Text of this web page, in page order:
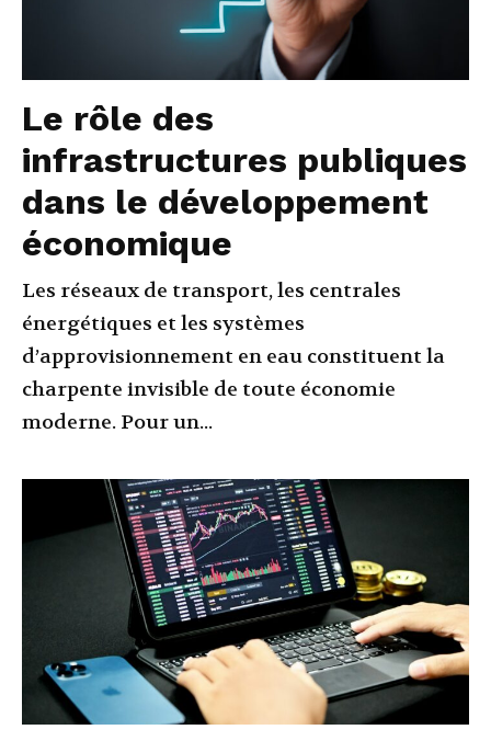
Le rôle des
infrastructures publiques
dans le développement
économique
Les réseaux de transport, les centrales
énergétiques et les systèmes
d’approvisionnement en eau constituent la
charpente invisible de toute économie
moderne. Pour un...